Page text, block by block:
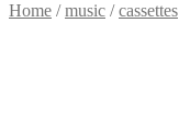
Home /music /cassettes